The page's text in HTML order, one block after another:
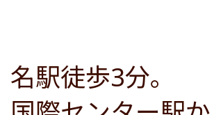
名駅徒歩3分。